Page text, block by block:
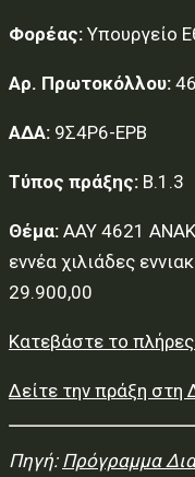
Φορέας: Υπουργείο
Αρ. Πρωτοκόλλου:
ΑΔΑ: 9Σ4Ρ6-ΕΡΒ
Τύπος πράξης: Β.1.3
Θέμα: AAY 4621
εννέα χιλιάδες
29.900,00
Κατεβάστε το
Δείτε την πράξη στη
Πηγή: Πρόγραμμα